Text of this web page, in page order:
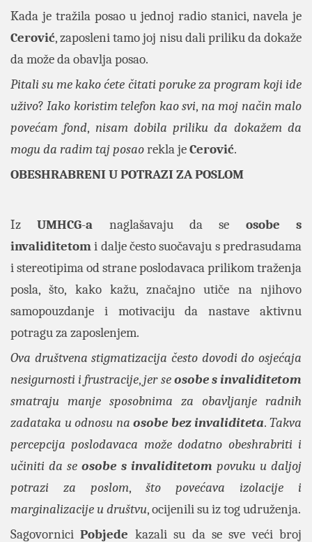
Kada je tražila posao u jednoj radio stanici, navela je
Cerović, zaposleni tamo joj nisu dali priliku da dokaže
da može da obavlja posao.
Pitali su mekako ćete čitati poruke za program koji ide
uživo?Iako koristim telefon kao svi, na moj način malo
povećam fond, nisam dobila priliku da dokažem da
mogu da radim taj posaorekla jeCerović.
OBESHRABRENI U POTRAZI ZA POSLOM
IzUMHCG-a naglašavaju da se osobe s
invaliditetomi dalje često suočavaju s predrasudama
i stereotipima od strane poslodavaca prilikom traženja
posla, što, kako kažu, značajno utiče na njihovo
samopouzdanje i motivaciju da nastave aktivnu
potragu za zaposlenjem.
Ova društvena stigmatizacija često dovodi do osjećaja
nesigurnosti i frustracije, jer seosobe s invaliditetom
smatraju manje sposobnima za obavljanje radnih
zadataka u odnosu naosobe bez invaliditeta.Takva
percepcija poslodavaca može dodatno obeshrabriti i
učiniti da seosobe s invaliditetom povuku u daljoj
potrazi za poslom, što povećava izolacije i
marginalizacije u društvu, ocijenili su iz tog udruženja.
SagovorniciPobjede kazali su da se sve veći broj